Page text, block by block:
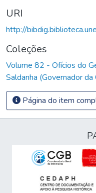
URI
http://
Coleções
Volume 82 - Ofícios do
Saldanha (Governador
Página do item